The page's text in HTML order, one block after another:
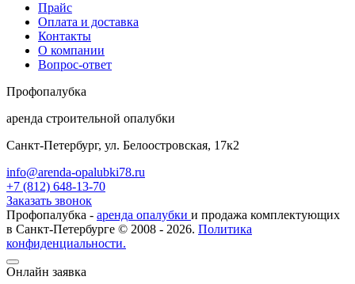
Прайс
Оплата и доставка
Контакты
О компании
Вопрос-ответ
Профопалубка
аренда строительной опалубки
Санкт-Петербург, ул. Белоостровская, 17к2
info@arenda-opalubki78.ru
+7 (812) 648-13-70
Заказать звонок
Профопалубка - аренда опалубки и продажа комплектующих
в Санкт-Петербурге © 2008 - 2026. Политика
конфиденциальности.
Онлайн заявка